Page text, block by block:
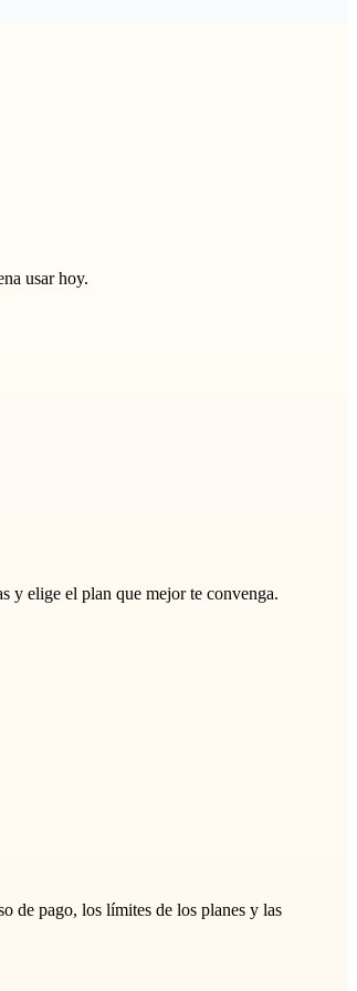
usar hoy.
y elige el plan que mejor te convenga.
de pago, los límites de los planes y las